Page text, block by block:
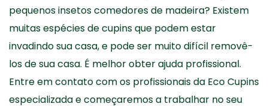
pequenos insetos comedores de madeira? Existem
muitas espécies de cupins que podem estar
invadindo sua casa, e pode ser muito difícil removê-
los de sua casa. É melhor obter ajuda profissional.
Entre em contato com os profissionais da Eco Cupins
especializada e começaremos a trabalhar no seu